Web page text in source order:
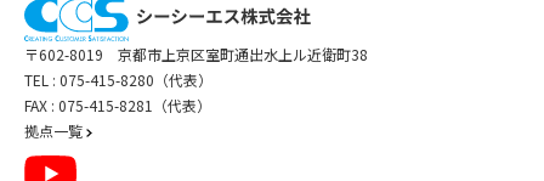
〒602-8019 京都市上京区室町通出水上ル近衛町38
TEL : 075-415-8280（代表）
FAX : 075-415-8281（代表）
拠点一覧